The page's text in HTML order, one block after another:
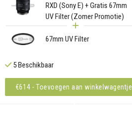
RXD (Sony E) + Gratis 67mm
UV Filter (Zomer Promotie)
67mm UV Filter
5 Beschikbaar
€614 - Toevoegen aan winkelwagentje